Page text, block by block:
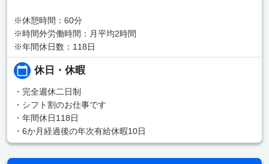
※休憩時間：60分
※時間外労働時間：月平均2時間
※年間休日数：118日
休日・休暇
・完全週休二日制
・シフト割のお仕事です
・年間休日118日
・6か月経過後の年次有給休暇10日